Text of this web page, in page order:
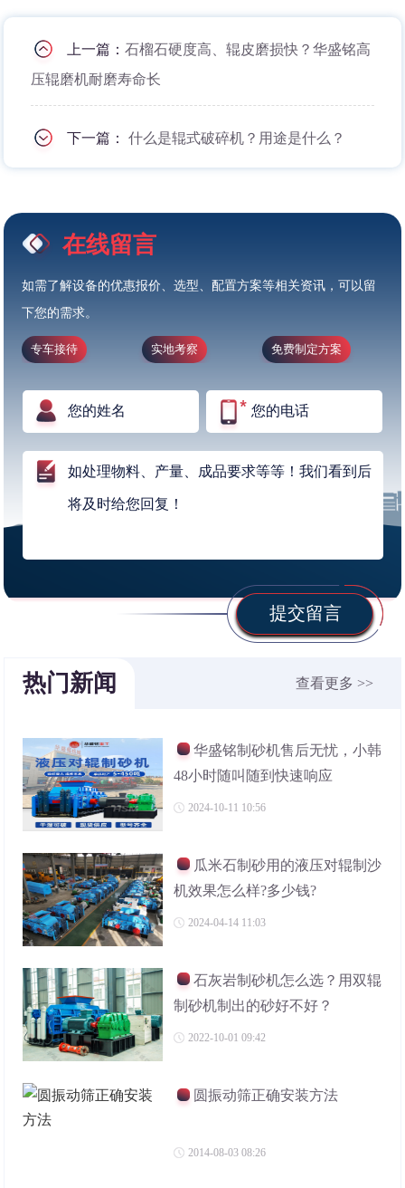
上一篇：石榴石硬度高、辊皮磨损快？华盛铭高
压辊磨机耐磨寿命长
下一篇：什么是辊式破碎机？用途是什么？
在线留言
如需了解设备的优惠报价、选型、配置方案等相关资讯，可以留
下您的需求。
专车接待 实地考察 免费制定方案
提交留言
热门新闻 查看更多 >>
华盛铭制砂机售后无忧，小韩
48小时随叫随到快速响应
2024-10-11 10:56
瓜米石制砂用的液压对辊制沙
机效果怎么样?多少钱?
2024-04-14 11:03
石灰岩制砂机怎么选？用双辊
制砂机制出的砂好不好？
2022-10-01 09:42
圆振动筛正确安装方法
2014-08-03 08:26